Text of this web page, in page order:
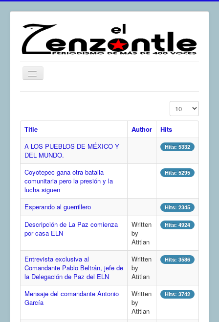
Toggle
Resistencia
Análisis
Multimedia
Archivos
Contacto
Afirmación
COMUNERA 67 EN PDF numero de presentación de la
voz de la Casa de los pueblos
Display #
Title Author
Hits
A LOS PUEBLOS DE MÉXICO Y
DEL MUNDO.
Hits: 5332
Coyotepec gana otra batalla
comunitaria pero la presión y la
lucha siguen
Hits: 5295
Esperando al guerrillero Hits: 2345
Descripción de La Paz comienza
por casa ELN
Written
by
Atitlan
Hits: 4924
Entrevista exclusiva al
Comandante Pablo Beltrán, jefe de
la Delegación de Paz del ELN
Written
by
Atitlan
Hits: 3586
Mensaje del comandante Antonio
García
Written
by
Atitlan
Hits: 3742